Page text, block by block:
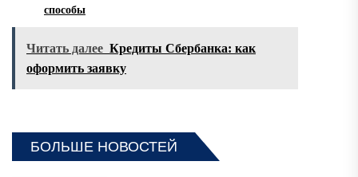
способы
Читать далее Кредиты Сбербанка: как
оформить заявку
БОЛЬШЕ НОВОСТЕЙ